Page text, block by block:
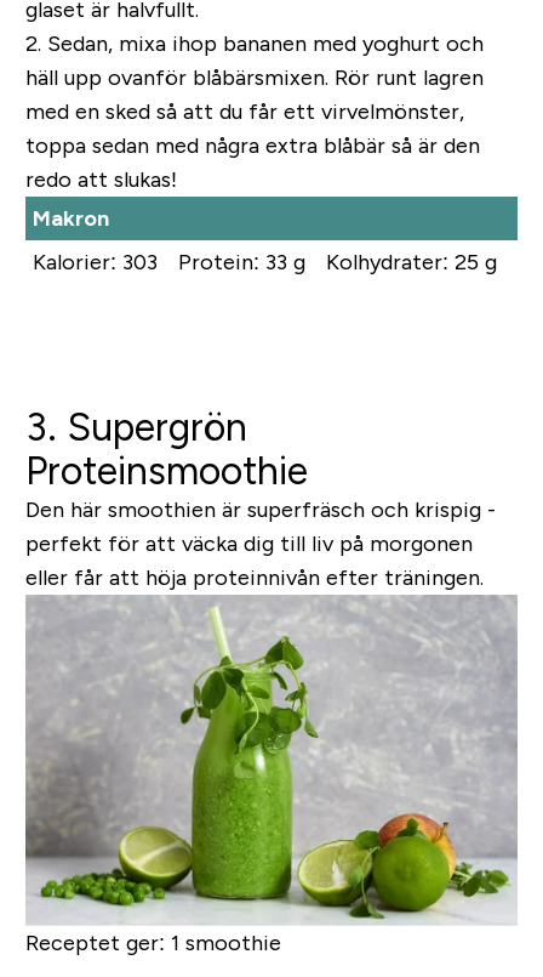
glaset är halvfullt.
2. Sedan, mixa ihop bananen med yoghurt och
häll upp ovanför blåbärsmixen. Rör runt lagren
med en sked så att du får ett virvelmönster,
toppa sedan med några extra blåbär så är den
redo att slukas!
Makron
Kalorier: 303
Protein: 33 g Kolhydrater: 25 g
3. Supergrön
Proteinsmoothie
Den här smoothien är superfräsch och krispig -
perfekt för att väcka dig till liv på morgonen
eller får att höja proteinnivån efter träningen.
Receptet ger: 1 smoothie